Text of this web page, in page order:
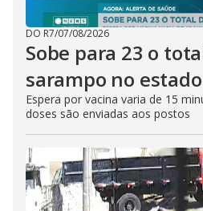
DO R7/07/08/2026
Sobe para 23 o
sarampo no estado
Espera por vacina varia de 15
doses são enviadas aos postos